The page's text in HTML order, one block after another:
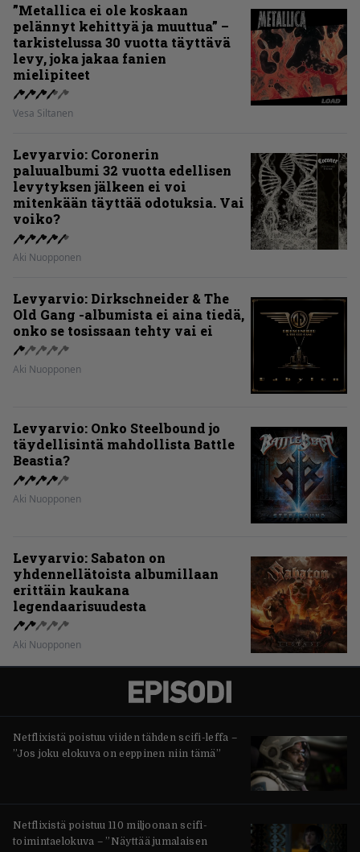
”Metallica ei ole koskaan
pelännyt kehittyä ja muuttua” –
tarkistelussa 30 vuotta täyttävä
levy, joka jakaa fanien
mielipiteet
Vesa Siltanen
Levyarvio: Coronerin
paluualbumi 32 vuotta edellisen
levytyksen jälkeen ei voi
mitenkään täyttää odotuksia. Vai
voiko?
Aki Nuopponen
Levyarvio: Dirkschneider & The
Old Gang -albumista ei aina tiedä,
onko se tosissaan tehty vai ei
Aki Nuopponen
Levyarvio: Onko Steelbound jo
täydellisintä mahdollista Battle
Beastia?
Aki Nuopponen
Levyarvio: Sabaton on
yhdennellätoista albumillaan
erittäin kaukana
legendaarisuudesta
Aki Nuopponen
Netflixistä poistuu viiden tähden scifi-leffa –
”Jos joku elokuva on eeppinen niin tämä”
Netflixistä poistuu 110 miljoonan scifi-
toimintaelokuva – ”Näyttää jumalaisen